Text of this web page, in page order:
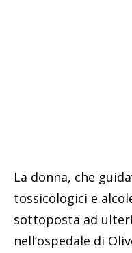
La donna, che
tossicologici e
sottoposta ad
nell’ospedale di